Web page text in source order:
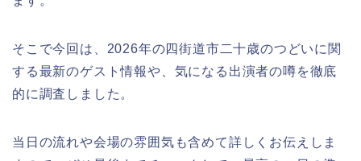
そこで今回は、2026年の四街道市二十歳のつどいに関
する最新のゲスト情報や、気になる出演者の噂を徹底
的に調査しました。
当日の流れや会場の雰囲気も含めて詳しくお伝えしま